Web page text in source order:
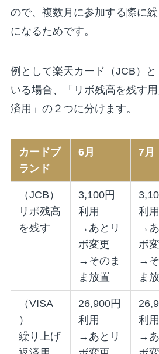
ので、複数月に参加する際に
になるためです。
例として楽天カード（JCB）
いる場合、「リボ残高を残す
済用」の２つに分けます。
カードブ
ランド
6月 7月
（JCB）
リボ残高
を残す
3,100円
利用
→あとリ
ボ変更
→そのま
ま放置
利用
→
ボ
→
ま
（VISA
）
繰り上げ
26,900円
利用
→あとリ
利用
→